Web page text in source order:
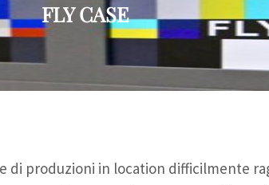
POWER
FLY CASE
di produzioni in location difficilmente